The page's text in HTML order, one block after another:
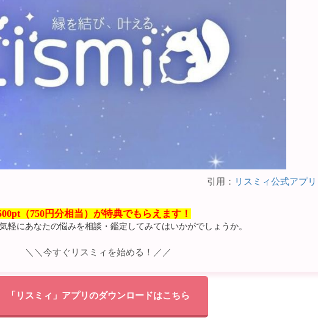
引用： リスミィ公式アプリ
（750円分相当）が特典でもらえます！
軽にあなたの悩みを相談・鑑定してみてはいかがでしょうか。
＼＼今すぐリスミィを始める！／／
「リスミィ」アプリのダウンロードはこちら